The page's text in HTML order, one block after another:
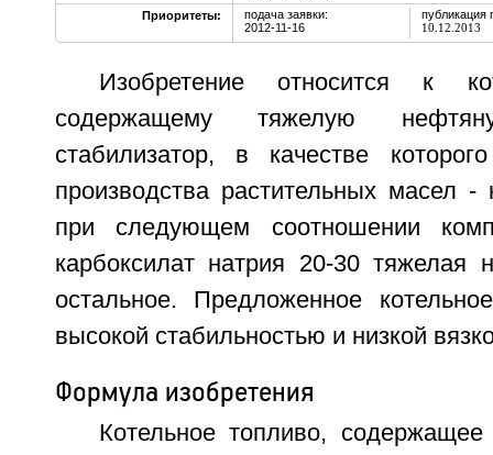
Приоритеты:
подача заявки:
2012-11-16
публикация
10.12.2013
Изобретение относится к
содержащему тяжелую
стабилизатор, в качестве
производства растительных масел -
при следующем соотношении
карбоксилат натрия 20-30 тяжелая
остальное. Предложенное
высокой стабильностью и низкой
Формула изобретения
Котельное топливо,